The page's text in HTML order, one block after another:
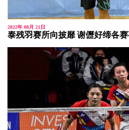
2022年 08月 21日
泰残羽赛所向披靡 谢儮好缔各赛